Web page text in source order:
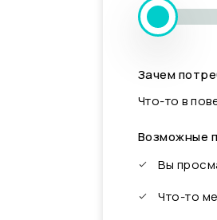
Зачем
Что-то в
Возможные
Вы
Что-то